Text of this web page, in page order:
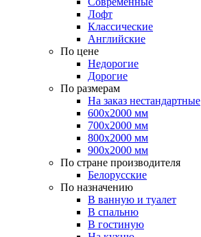
Лофт
Классические
Английские
По цене
Недорогие
Дорогие
По размерам
На заказ нестандартные
600х2000 мм
700х2000 мм
800х2000 мм
900х2000 мм
По стране производителя
Белорусские
По назначению
В ванную и туалет
В спальню
В гостиную